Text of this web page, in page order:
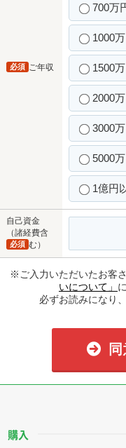
ご年収
必須
700万
1000
1500
2000
3000
5000
1億円
自己資金
（諸経費含
む）
必須
※ご入力いただいたお客
いについて」
必ずお読みになり
購入